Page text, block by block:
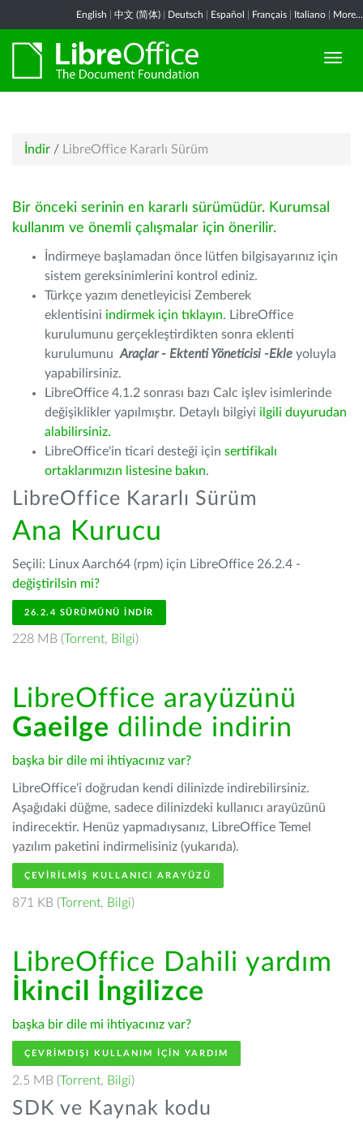
English 中文 (简体) Deutsch Español Français Italiano More...
İndir / LibreOffice Kararlı Sürüm
Bir önceki serinin en kararlı sürümüdür. Kurumsal
kullanım ve önemli çalışmalar için önerilir.
İndirmeye başlamadan önce lütfen bilgisayarınız için
sistem gereksinimlerini kontrol ediniz.
Türkçe yazım denetleyicisi Zemberek
eklentisini indirmek için tıklayın. LibreOffice
kurulumunu gerçekleştirdikten sonra eklenti
kurulumunu Araçlar - Ektenti Yöneticisi -Ekle yoluyla
yapabilirsiniz.
LibreOffice 4.1.2 sonrası bazı Calc işlev isimlerinde
değişiklikler yapılmıştır. Detaylı bilgiyi ilgili duyurudan
alabilirsiniz.
LibreOffice'in ticari desteği için sertifikalı
ortaklarımızın listesine bakın.
LibreOffice Kararlı Sürüm
Ana Kurucu
Seçili: Linux Aarch64 (rpm) için LibreOffice 26.2.4 -
değiştirilsin mi?
26.2.4 SÜRÜMÜNÜ İNDIR
228 MB (Torrent, Bilgi)
LibreOffice arayüzünü
Gaeilge dilinde indirin
başka bir dile mi ihtiyacınız var?
LibreOffice'i doğrudan kendi dilinizde indirebilirsiniz.
Aşağıdaki düğme, sadece dilinizdeki kullanıcı arayüzünü
indirecektir. Henüz yapmadıysanız, LibreOffice Temel
yazılım paketini indirmelisiniz (yukarıda).
ÇEVIRILMIŞ KULLANICI ARAYÜZÜ
871 KB (Torrent, Bilgi)
LibreOffice Dahili yardım
İkincil İngilizce
başka bir dile mi ihtiyacınız var?
ÇEVRIMDIŞI KULLANIM IÇIN YARDIM
2.5 MB (Torrent, Bilgi)
SDK ve Kaynak kodu